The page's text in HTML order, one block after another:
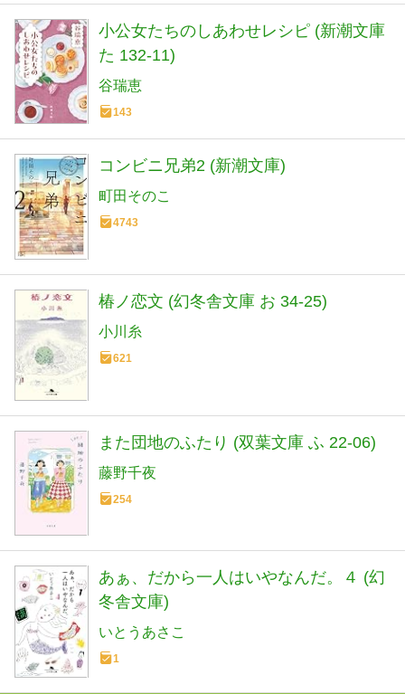
小公女たちのしあわせレシピ (新潮文庫
た 132-11)
谷瑞恵
143
コンビニ兄弟2 (新潮文庫)
町田そのこ
4743
椿ノ恋文 (幻冬舎文庫 お 34-25)
小川糸
621
また団地のふたり (双葉文庫 ふ 22-06)
藤野千夜
254
あぁ、だから一人はいやなんだ。４ (幻
冬舎文庫)
いとうあさこ
1